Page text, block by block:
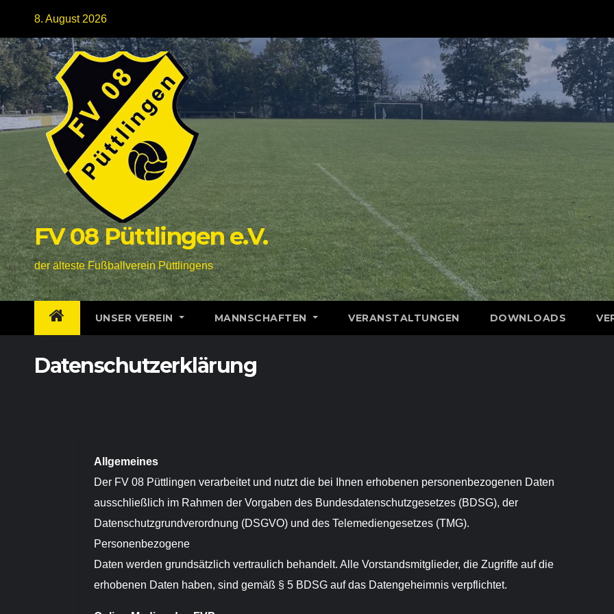
content
8. August 2026
FV 08 Püttlingen e.V.
der älteste Fußballverein Püttlingens
UNSER VEREIN MANNSCHAFTEN VERANSTALTUNGEN DOWNLOADS
Datenschutzerklärung
Allgemeines
Der FV 08 Püttlingen verarbeitet und nutzt die bei Ihnen erhobenen personenbezogenen Daten
ausschließlich im Rahmen der Vorgaben des Bundesdatenschutzgesetzes (BDSG), der
Datenschutzgrundverordnung (DSGVO) und des Telemediengesetzes (TMG).
Personenbezogene
Daten werden grundsätzlich vertraulich behandelt. Alle Vorstandsmitglieder, die Zugriffe auf die
erhobenen Daten haben, sind gemäß § 5 BDSG auf das Datengeheimnis verpflichtet.